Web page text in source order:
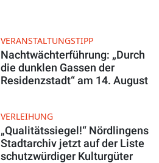
VERANSTALTUNGSTIPP
Nachtwächterführung: „Durch
die dunklen Gassen der
Residenzstadt“ am 14. August
VERLEIHUNG
„Qualitätssiegel!“ Nördlingens
Stadtarchiv jetzt auf der Liste
schutzwürdiger Kulturgüter